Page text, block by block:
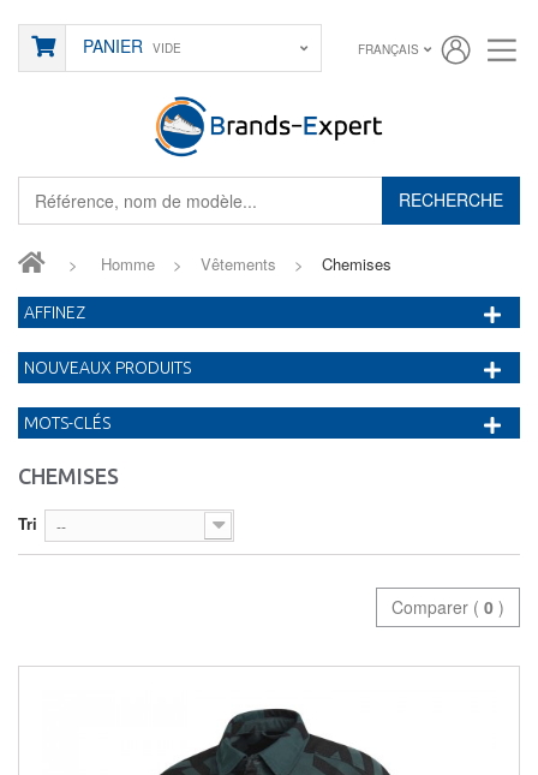
RECHERCHE
PANIER VIDE FRANÇAIS
> Homme > Vêtements > Chemises
CHEMISES
Tri --
Comparer ( 0 )
AFFINEZ
NOUVEAUX PRODUITS
MOTS-CLÉS